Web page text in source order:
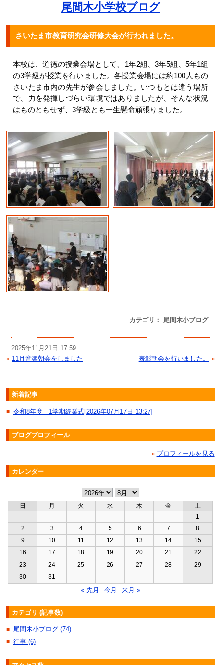
尾間木小学校ブログ
さいたま市教育研究会研修大会が行われました。
カテゴリ： 尾間木小ブログ
本校は、道徳の授業会場として、1年2組、3年5組、5年1組
の3学級が授業を行いました。各授業会場には約100人もの
さいたま市内の先生が参会しました。いつもとは違う場所
で、力を発揮しづらい環境ではありましたが、そんな状況
はものともせず、3学級とも一生懸命頑張りました。
2025年11月21日 17:59
« 11月音楽朝会をしました 表彰朝会を行いました。 »
新着記事
■ 令和8年度 1学期終業式[2026年07月17日 13:27]
ブログプロフィール
» プロフィールを見る
カレンダー
日 月 火 水 木 金
土
1
2
3 4 5 6 7
8
9
10 11 12 13 14
15
16
17 18 19 20 21
22
23
24 25 26 27 28
29
30
31
« 先月 今月 来月 »
カテゴリ (記事数)
■ 尾間木小ブログ (74)
■ 行事 (6)